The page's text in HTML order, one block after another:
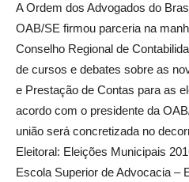
A Ordem dos Advogados do
OAB/SE firmou parceria na
Conselho Regional de
de cursos e debates sobre as
e Prestação de Contas para as
acordo com o presidente da
união será concretizada no
Eleitoral: Eleições Municipais
Escola Superior de Advocacia –